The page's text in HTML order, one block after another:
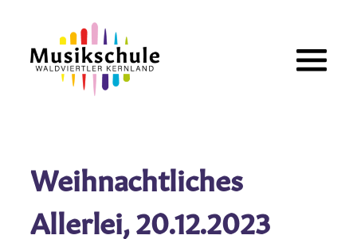
springen
Weihnachtliches
Allerlei, 20.12.2023